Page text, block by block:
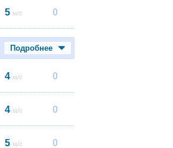
5 м/с 0
Подробнее
4 м/с 0
4 м/с 0
5 м/с 0